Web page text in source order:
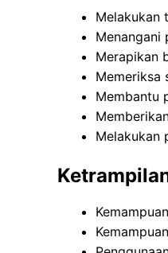
Melakukan
Menangani
Merapikan
Memeriksa
Membantu
Melakukan